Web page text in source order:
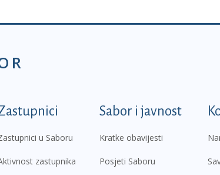
u Saboru
zastupnika
Sabor i javnost
Kratke obavijesti
Posjeti Saboru